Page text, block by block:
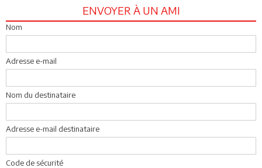
ENVOYER À UN AMI
Nom
Adresse e-mail
Nom du destinataire
Adresse e-mail destinataire
Code de sécurité